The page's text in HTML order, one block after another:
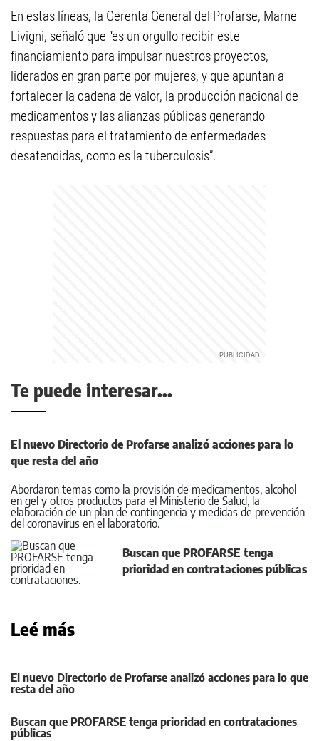
En estas líneas, la Gerenta General del Profarse, Marne
Livigni, señaló que “es un orgullo recibir este
financiamiento para impulsar nuestros proyectos,
liderados en gran parte por mujeres, y que apuntan a
fortalecer la cadena de valor, la producción nacional de
medicamentos y las alianzas públicas generando
respuestas para el tratamiento de enfermedades
desatendidas, como es la tuberculosis”.
Te puede interesar...
El nuevo Directorio de Profarse analizó acciones para lo
que resta del año
Abordaron temas como la provisión de medicamentos, alcohol
en gel y otros productos para el Ministerio de Salud, la
elaboración de un plan de contingencia y medidas de prevención
del coronavirus en el laboratorio.
Buscan que PROFARSE tenga
prioridad en contrataciones públicas
Leé más
El nuevo Directorio de Profarse analizó acciones para lo que
resta del año
Buscan que PROFARSE tenga prioridad en contrataciones
públicas